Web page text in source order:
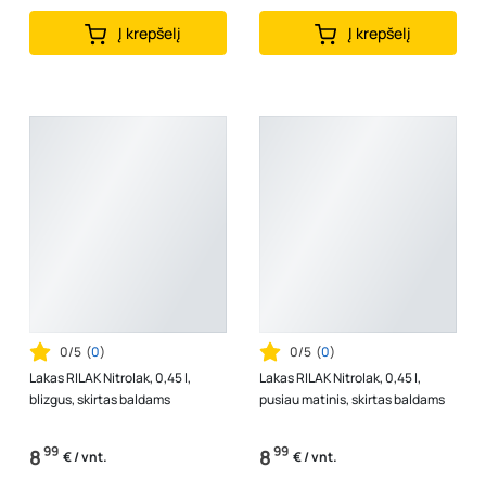
Į krepšelį Į krepšelį
0/5 (0)
Lakas RILAK Nitrolak, 0,45 l,
blizgus, skirtas baldams
899 € / vnt.
0/5 (0)
Lakas RILAK Nitrolak, 0,45 l,
pusiau matinis, skirtas baldams
899 € / vnt.